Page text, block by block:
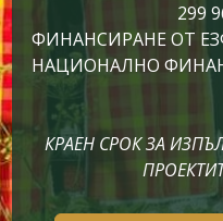
299
ФИНАНСИРАНЕ ОТ
НАЦИОНАЛНО
КРАЕН СРОК ЗА